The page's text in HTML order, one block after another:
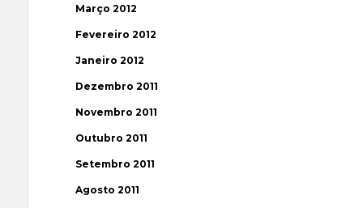
Março 2012
Fevereiro 2012
Janeiro 2012
Dezembro 2011
Novembro 2011
Outubro 2011
Setembro 2011
Agosto 2011